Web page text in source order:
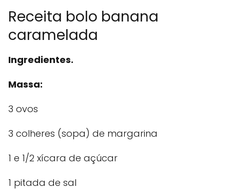
Receita bolo banana
caramelada
Ingredientes.
Massa:
3 ovos
3 colheres (sopa) de margarina
1 e 1/2 xícara de açúcar
1 pitada de sal